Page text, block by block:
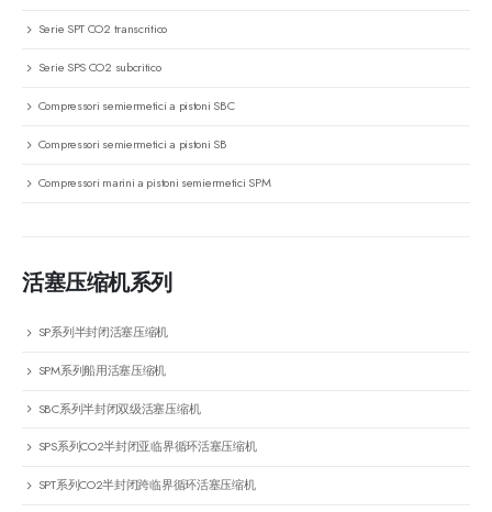
Serie SPT CO2 transcritico
Serie SPS CO2 subcritico
Compressori semiermetici a pistoni SBC
Compressori semiermetici a pistoni SB
Compressori marini a pistoni semiermetici SPM
活塞压缩机系列
SP系列半封闭活塞压缩机
SPM系列船用活塞压缩机
SBC系列半封闭双级活塞压缩机
SPS系列CO2半封闭亚临界循环活塞压缩机
SPT系列CO2半封闭跨临界循环活塞压缩机